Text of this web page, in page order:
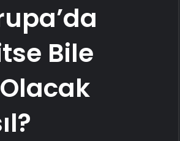
Bile